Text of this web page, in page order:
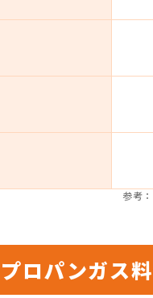
参考
ロパンガス